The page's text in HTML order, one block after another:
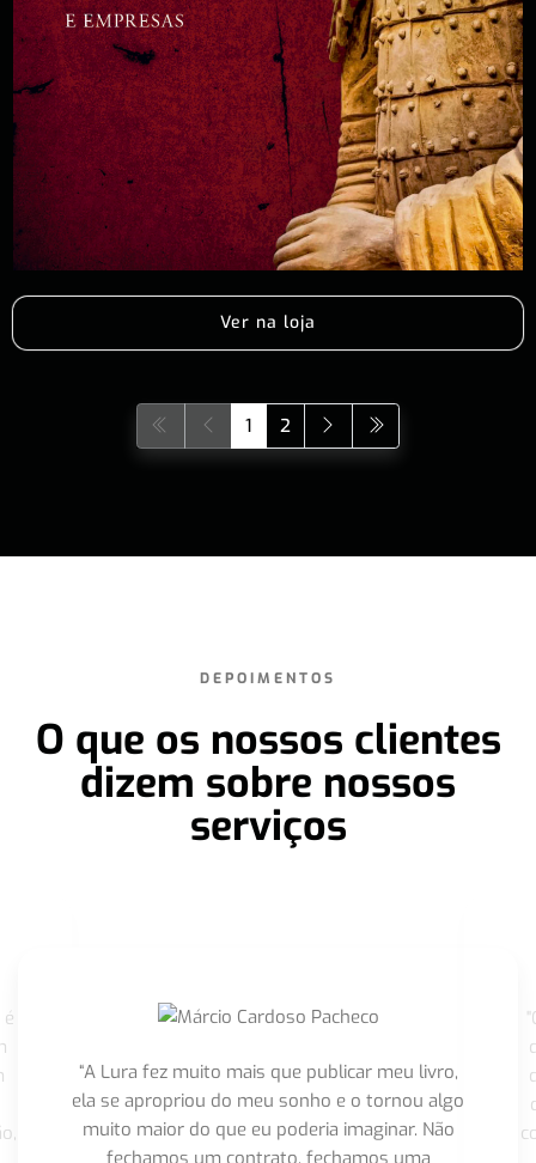
Ver na loja
1 2
DEPOIMENTOS
O que os nossos clientes
dizem sobre nossos
serviços
“A Lura fez muito mais que publicar meu livro,
ela se apropriou do meu sonho e o tornou algo
muito maior do que eu poderia imaginar. Não